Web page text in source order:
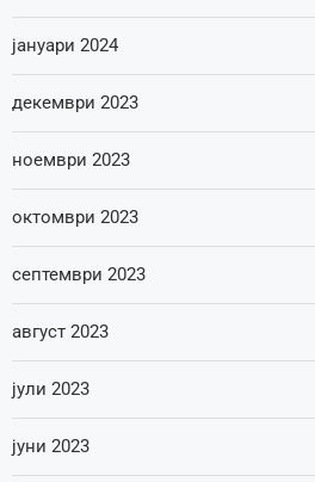
јануари 2024
декември 2023
ноември 2023
октомври 2023
септември 2023
август 2023
јули 2023
јуни 2023